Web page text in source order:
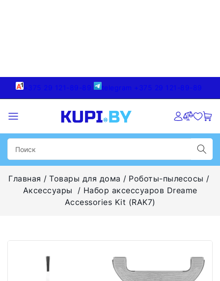
+375 29 121-89-89 telegram +375 29 121-89-89
Главная Товары для дома
Роботы-пылесосы
Аксессуары
Набор аксессуаров Dreame
Accessories Kit (RAK7)